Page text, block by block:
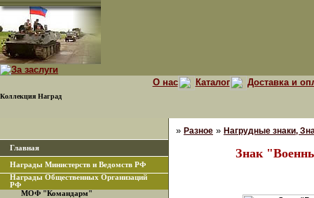
Коллекция Наград
О нас Каталог Доставка и
Главная
Награды Министерств и Ведомств РФ
Награды Общественных Организаций
РФ
МОФ "Командарм"
» Разное » Нагрудные знаки,
Знак